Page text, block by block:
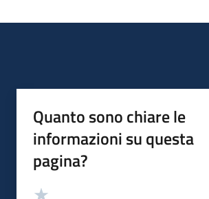
Quanto sono chiare le
informazioni su questa
pagina?
Valutazione